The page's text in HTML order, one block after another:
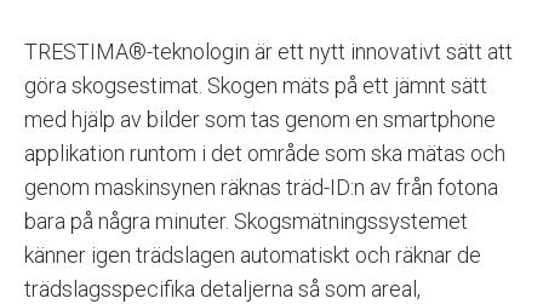
TRESTIMA®-teknologin är ett nytt innovativt sätt att
göra skogsestimat. Skogen mäts på ett jämnt sätt
med hjälp av bilder som tas genom en smartphone
applikation runtom i det område som ska mätas och
genom maskinsynen räknas träd-ID:n av från fotona
bara på några minuter. Skogsmätningssystemet
känner igen trädslagen automatiskt och räknar de
trädslagsspecifika detaljerna så som areal,